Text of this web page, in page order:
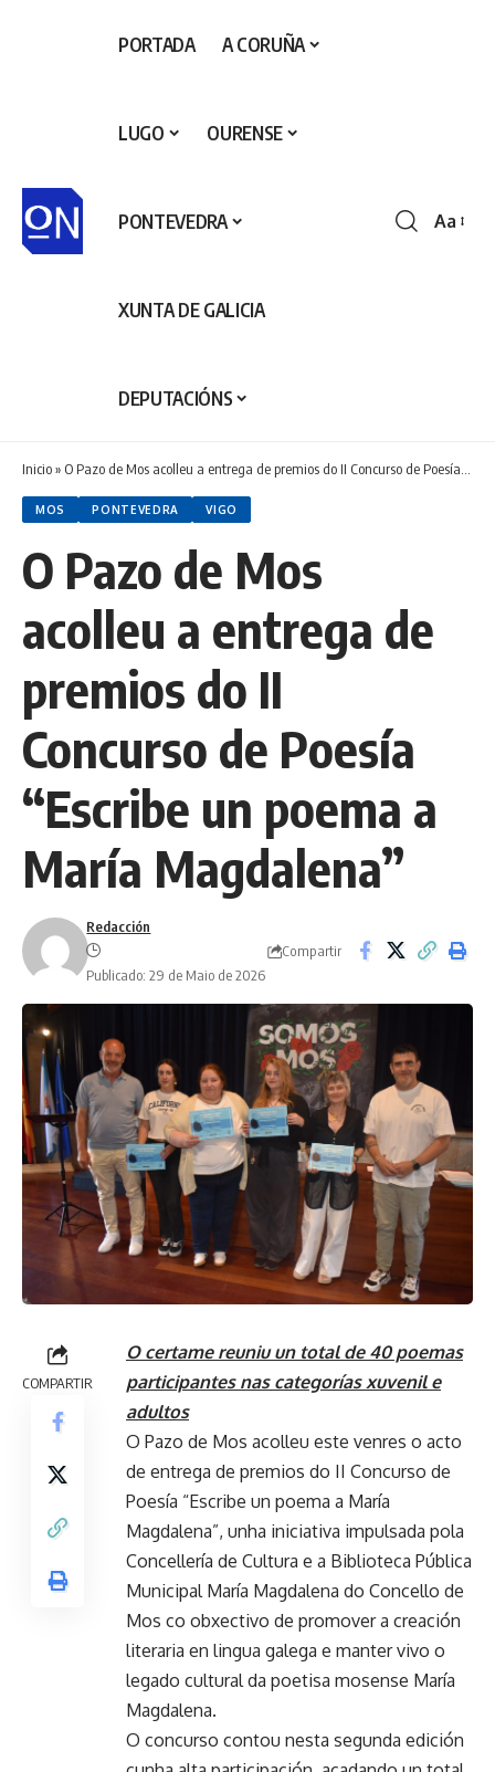
PORTADA A CORUÑA
LUGO OURENSE
PONTEVEDRA
XUNTA DE GALICIA
DEPUTACIÓNS
Aa
Inicio» O Pazo de Mos acolleu a entrega de premios do II Concurso de Poesía “Escribe un poema a María Magdalena”
MOS PONTEVEDRA VIGO
O Pazo de Mos
acolleu a entrega de
premios do II
Concurso de Poesía
“Escribe un poema a
María Magdalena”
Redacción
Publicado: 29 de Maio de 2026
Compartir
COMPARTIR
O certame reuniu un total de 40 poemas
participantes nas categorías xuvenil e
adultos
O Pazo de Mos acolleu este venres o acto
de entrega de premios do II Concurso de
Poesía “Escribe un poema a María
Magdalena”, unha iniciativa impulsada pola
Concellería de Cultura e a Biblioteca Pública
Municipal María Magdalena do Concello de
Mos co obxectivo de promover a creación
literaria en lingua galega e manter vivo o
legado cultural da poetisa mosense María
Magdalena.
O concurso contou nesta segunda edición